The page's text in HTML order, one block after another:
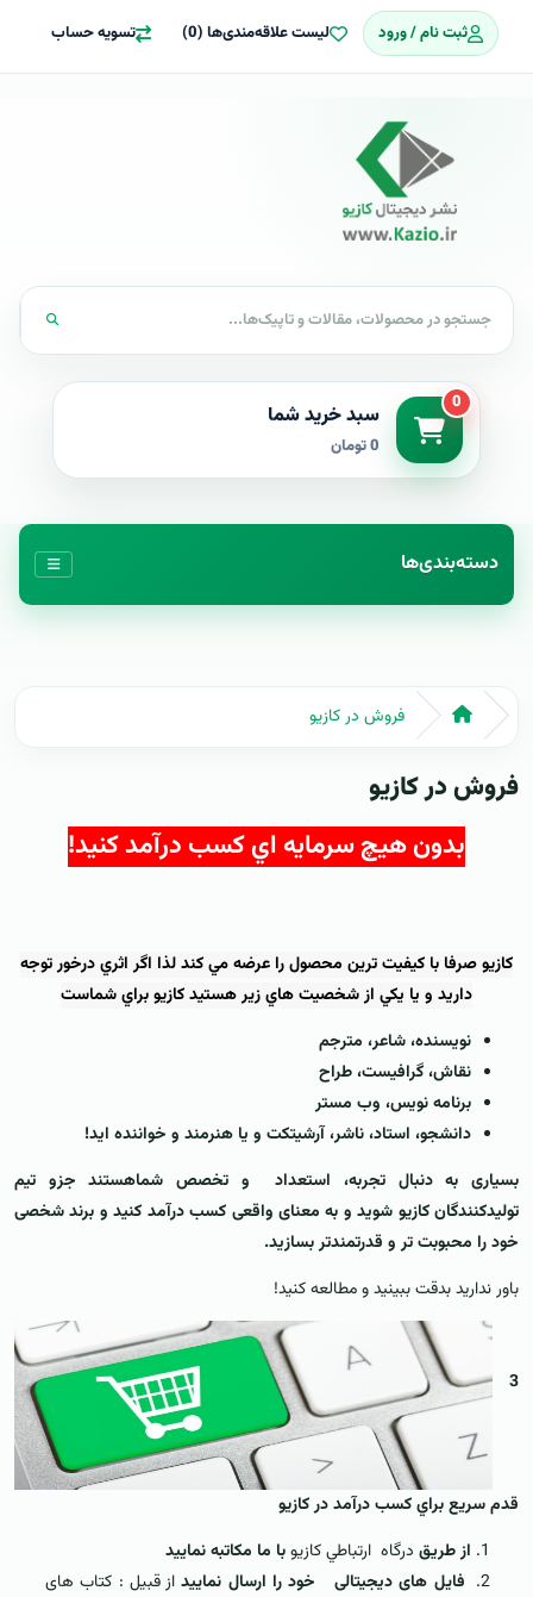
ثبت نام / ورود لیست علاقه‌مندی‌ها (0) تسویه حساب
0 سبد خرید شما
0 تومان
دسته‌بندی‌ها
فروش در کازيو
فروش در کازيو
بدون هيچ سرمايه اي کسب درآمد کنيد!
کازيو صرفا با کيفيت ترين محصول را عرضه مي کند لذا اگر اثري درخور توجه
داريد و يا يکي از شخصيت هاي زير هستيد کازيو براي شماست
نويسنده، شاعر، مترجم
نقاش، گرافيست، طراح
برنامه نويس، وب مستر
دانشجو، استاد، ناشر، آرشيتکت و يا هنرمند و خواننده ايد!
بسیاری به دنبال تجربه، استعداد و تخصص شماهستند جزو تیم
تولیدکنندگان کازیو شوید و به معنای واقعی کسب درآمد کنید و برند شخصی
خود را محبوبت تر و قدرتمندتر بسازید.
باور نداريد بدقت ببينيد و مطالعه کنيد!
3
قدم سريع براي کسب درآمد در کازيو
از طريق درگاه ارتباطي کازيوبا ما مکاتبه نماييد
فایل های دیجیتالی خود را ارسال نماييداز قبیل : کتاب های